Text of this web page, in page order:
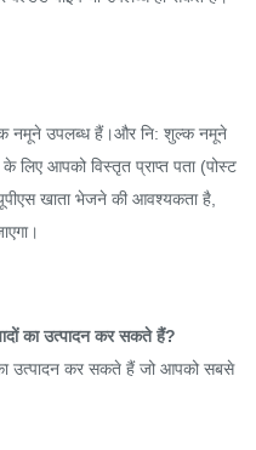
नमूने उपलब्ध हैं।और नि: शुल्क नमूने
आपको विस्तृत प्राप्त पता (पोस्ट
खाता भेजने की आवश्यकता है,
का उत्पादन कर सकते हैं?
उत्पादन कर सकते हैं जो आपको सबसे